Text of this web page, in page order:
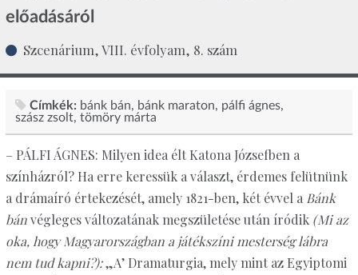
előadásáról
Szcenárium, VIII. évfolyam, 8. szám
Címkék: bánk bán bánk maraton
pálfi ágnes
szász zsolt tömöry márta
– PÁLFI ÁGNES: Milyen idea élt Katona Józsefben a
színházról? Ha erre keressük a választ, érdemes felütnünk
a drámaíró értekezését, amely 1821-ben, két évvel a Bánk
bánvégleges változatának megszületése után íródik (Mi az
oka, hogy Magyarországban a játékszíni mesterség lábra
nem tud kapni?):„A’ Dramaturgia, mely mint az Egyiptomi